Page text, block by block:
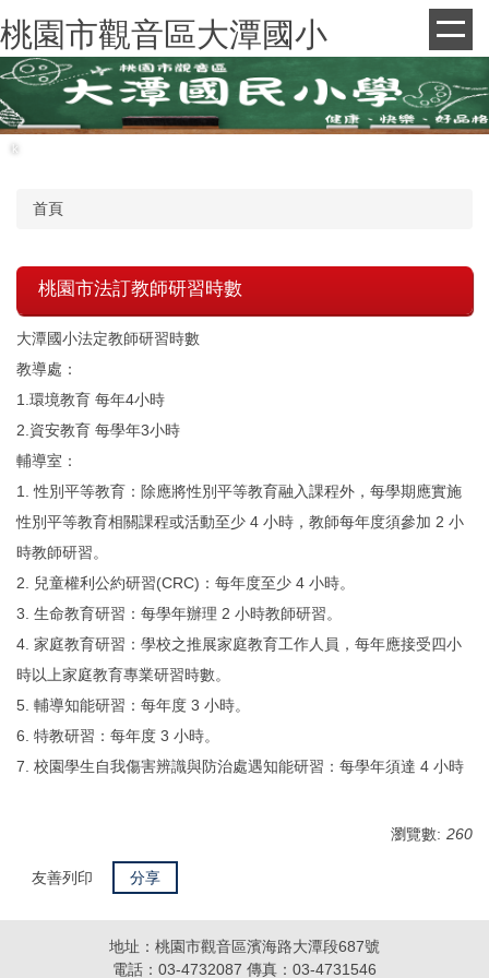
跳
到
主
要
內
容
區
桃園市觀音區大潭國小
k
首頁
桃園市法訂教師研習時數
大潭國小法定教師研習時數
教導處：
1.環境教育 每年4小時
2.資安教育 每學年3小時
輔導室：
1. 性別平等教育：除應將性別平等教育融入課程外，每學期應實施
性別平等教育相關課程或活動至少 4 小時，教師每年度須參加 2 小
時教師研習。
2. 兒童權利公約研習(CRC)：每年度至少 4 小時。
3. 生命教育研習：每學年辦理 2 小時教師研習。
4. 家庭教育研習：學校之推展家庭教育工作人員，每年應接受四小
時以上家庭教育專業研習時數。
5. 輔導知能研習：每年度 3 小時。
6. 特教研習：每年度 3 小時。
7. 校園學生自我傷害辨識與防治處遇知能研習：每學年須達 4 小時
瀏覽數: 260
友善列印 分享
地址：桃園市觀音區濱海路大潭段687號
電話：03-4732087 傳真：03-4731546